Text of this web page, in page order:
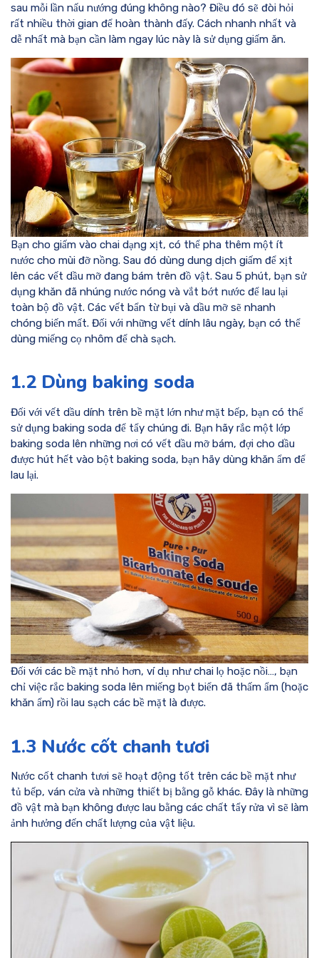
sau mỗi lần nấu nướng đúng không nào? Điều đó sẽ đòi hỏi
rất nhiều thời gian để hoàn thành đấy. Cách nhanh nhất và
dễ nhất mà bạn cần làm ngay lúc này là sử dụng giấm ăn.
Bạn cho giấm vào chai dạng xịt, có thể pha thêm một ít
nước cho mùi đỡ nồng. Sau đó dùng dung dịch giấm để xịt
lên các vết dầu mỡ đang bám trên đồ vật. Sau 5 phút, bạn sử
dụng khăn đã nhúng nước nóng và vắt bớt nước để lau lại
toàn bộ đồ vật. Các vết bẩn từ bụi và dầu mỡ sẽ nhanh
chóng biến mất. Đối với những vết dính lâu ngày, bạn có thể
dùng miếng cọ nhôm để chà sạch.
1.2 Dùng baking soda
Đối với vết dầu dính trên bề mặt lớn như mặt bếp, bạn có thể
sử dụng baking soda để tẩy chúng đi. Bạn hãy rắc một lớp
baking soda lên những nơi có vết dầu mỡ bám, đợi cho dầu
được hút hết vào bột baking soda, bạn hãy dùng khăn ẩm để
lau lại.
Đối với các bề mặt nhỏ hơn, ví dụ như chai lọ hoặc nồi…, bạn
chỉ việc rắc baking soda lên miếng bọt biển đã thấm ẩm (hoặc
khăn ẩm) rồi lau sạch các bề mặt là được.
1.3 Nước cốt chanh tươi
Nước cốt chanh tươi sẽ hoạt động tốt trên các bề mặt như
tủ bếp, ván cửa và những thiết bị bằng gỗ khác. Đây là những
đồ vật mà bạn không được lau bằng các chất tẩy rửa vì sẽ làm
ảnh hưởng đến chất lượng của vật liệu.